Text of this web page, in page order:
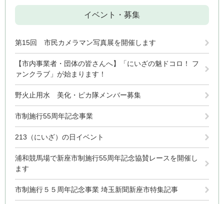
イベント・募集
第15回 市民カメラマン写真展を開催します
【市内事業者・団体の皆さんへ】「にいざの魅ドコロ！ フ
ァンクラブ」が始まります！
野火止用水 美化・ピカ隊メンバー募集
市制施行55周年記念事業
213（にいざ）の日イベント
浦和競馬場で新座市制施行55周年記念協賛レースを開催し
ます
市制施行５５周年記念事業 埼玉新聞新座市特集記事